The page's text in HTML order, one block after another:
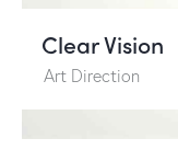
Clear Vision
Art Direction